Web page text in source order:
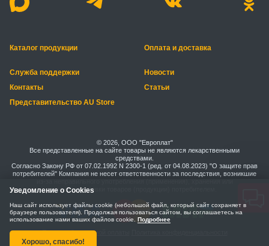
Каталог продукции Оплата и доставка
Служба поддержки
Новости
Контакты
Статьи
Представительство AU Store
© 2026, ООО "Европлат"
Все представленные на сайте товары не являются лекарственными
средствами.
Согласно Закону РФ от 07.02.1992 N 2300-1 (ред. от 04.08.2023) "О защите прав
потребителей" Компания не несет ответственности за последствия, возникшие
транспортировки товаров (продукции) потребителем.
Правила безопасной оплаты
Уведомление о Cookies
Наш сайт использует файлы cookie (небольшой файл, который сайт сохраняет в
браузере пользователя). Продолжая пользоваться сайтом, вы соглашаетесь на
использование нами ваших файлов cookie. Подробнее
Хорошо, спасибо!